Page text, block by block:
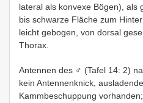
lateral als konvexe Bögen), als
bis schwarze Fläche zum
leicht gebogen, von dorsal
Thorax.
Antennen des ♂ (Tafel 14: 2)
kein Antennenknick,
Kammbeschuppung